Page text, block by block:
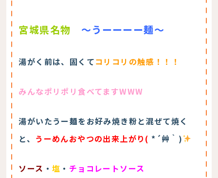
宮城県名物 ～うーーーー麺～
湯がく前は、固くてコリコリの触感！！！
みんなポリポリ食べてますWWW
湯がいたうー麺をお好み焼き粉と混ぜて焼く
と、 うーめんおやつの出来上がり( *´艸｀)
ソース ・塩 ・ チョコレートソース